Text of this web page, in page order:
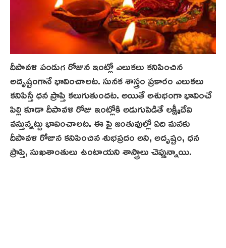
దీపావళి పండుగ రోజున ఇంట్లో ఎలుకలు కనిపించిన
అదృష్టంగానే భావించాలట. సునక శాస్త్రం ప్రకారం ఎలుకలు
కనిపిస్తే ధన ప్రాప్తి కలుగుతుందట. అయితే అశుభంగా భావించే
పిల్లి కూడా దీపావళి రోజు ఇంట్లోకి అడుగుపెడితే లక్ష్మీదేవి
వ‌స్తున్న‌ట్టు భావించాలట. ఈ పై జంతువుల్లో ఏది మనకు
దీపావళి రోజున కనిపించిన శుభప్రదం అని, అదృష్టం, ధ‌న‌
ప్రాప్తి, సుఖశాంతులు ఉంటాయని శాస్త్రాలు చెప్తున్నాయి.